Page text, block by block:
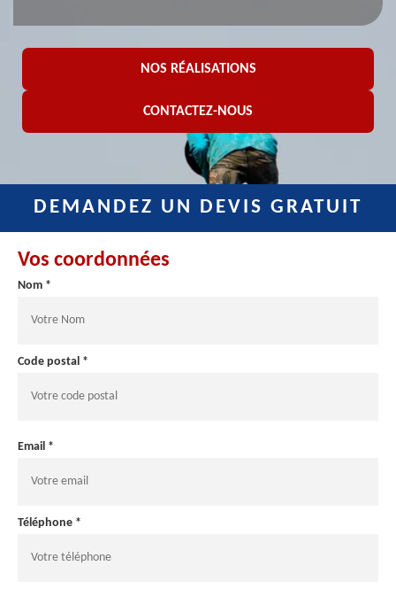
NOS RÉALISATIONS
CONTACTEZ-NOUS
DEMANDEZ UN DEVIS GRATUIT
Vos coordonnées
Nom *
Code postal *
Email *
Téléphone *